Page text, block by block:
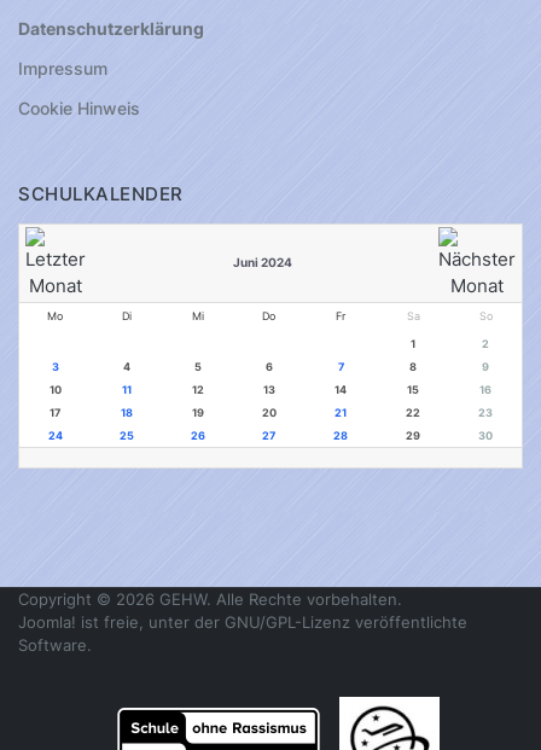
Datenschutzerklärung
Impressum
Cookie Hinweis
SCHULKALENDER
Juni 2024
Mo Di Mi Do Fr Sa So
1
2
3
4 5 6 7 8
9
10
11 12 13 14 15
16
17
18 19 20 21 22
23
24
25 26 27 28 29 30
Copyright © 2026 GEHW. Alle Rechte vorbehalten.
Joomla! ist freie, unter der GNU/GPL-Lizenz veröffentlichte
Software.